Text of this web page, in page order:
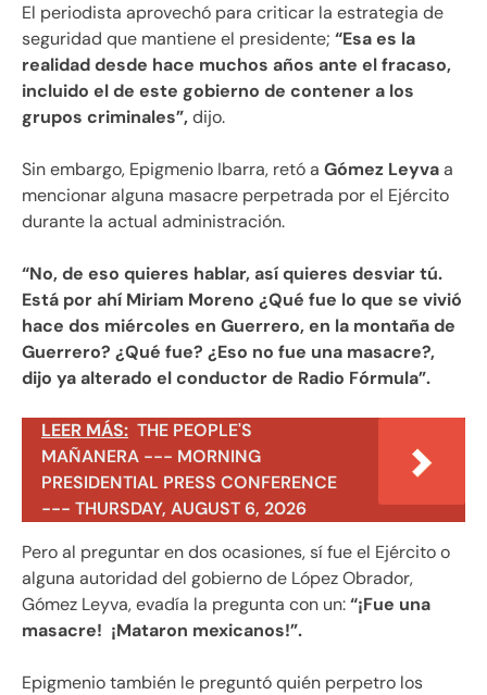
El periodista aprovechó para criticar la estrategia de
seguridad que mantiene el presidente; “Esa es la
realidad desde hace muchos años ante el fracaso,
incluido el de este gobierno de contener a los
grupos criminales”, dijo.
Sin embargo, Epigmenio Ibarra, retó a Gómez Leyvaa
mencionar alguna masacre perpetrada por el Ejército
durante la actual administración.
“No, de eso quieres hablar, así quieres desviar tú.
Está por ahí Miriam Moreno ¿Qué fue lo que se vivió
hace dos miércoles en Guerrero, en la montaña de
Guerrero? ¿Qué fue? ¿Eso no fue una masacre?,
dijo ya alterado el conductor de Radio Fórmula”.
LEER MÁS: THE PEOPLE'S
MAÑANERA --- MORNING
PRESIDENTIAL PRESS CONFERENCE
--- THURSDAY, AUGUST 6, 2026
Pero al preguntar en dos ocasiones, sí fue el Ejército o
alguna autoridad del gobierno de López Obrador,
Gómez Leyva, evadía la pregunta con un:“¡Fue una
masacre! ¡Mataron mexicanos!”.
Epigmenio también le preguntó quién perpetro los